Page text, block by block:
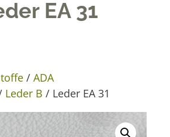
EA 31
/ ADA
Leder B / Leder EA 31